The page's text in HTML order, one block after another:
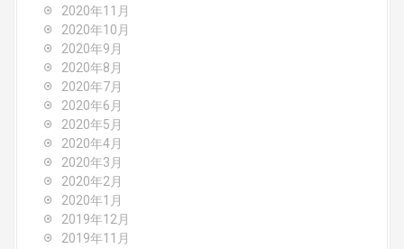
2020年11月
2020年10月
2020年9月
2020年8月
2020年7月
2020年6月
2020年5月
2020年4月
2020年3月
2020年2月
2020年1月
2019年12月
2019年11月